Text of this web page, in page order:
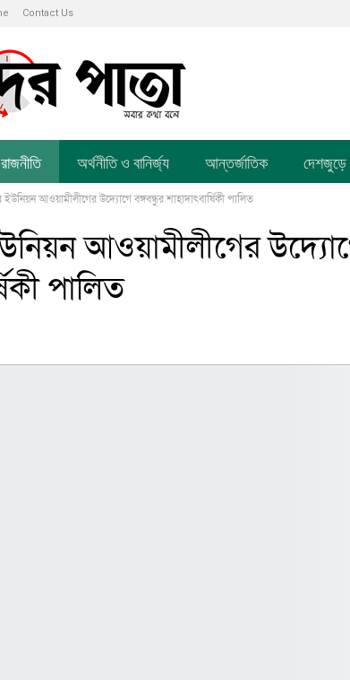
Contact Us
রাজনীতি অর্থনীতি ও বানির্জ্য আন্তর্জাতিক দেশজুড়ে
ইউনিয়ন আওয়ামীলীগের উদ্যোগে বঙ্গবন্ধুর শাহাদাৎবার্ষিকী পালিত
আওয়ামীলীগের
পালিত